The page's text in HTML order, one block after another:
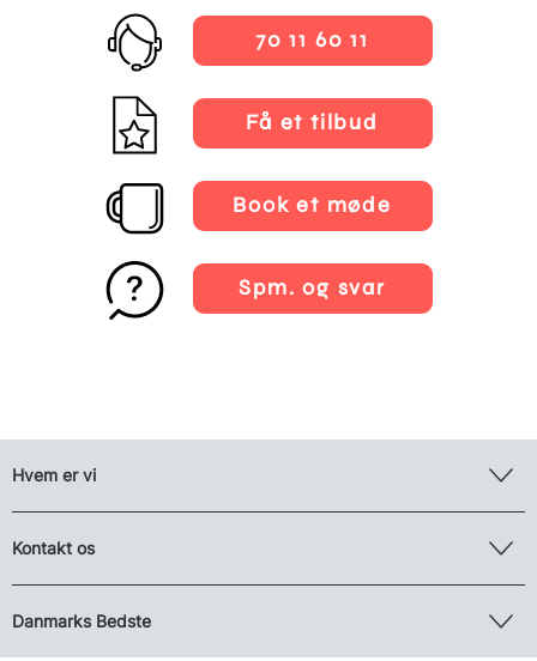
70 11 60 11
Få et tilbud
Book et møde
Spm. og svar
Hvem er vi
Kontakt os
Danmarks Bedste